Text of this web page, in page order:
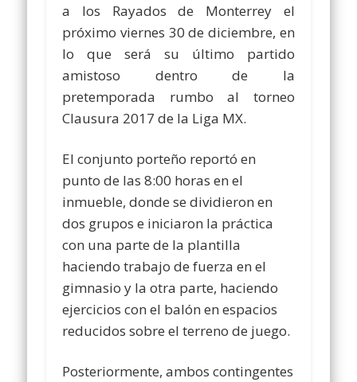
a los Rayados de Monterrey el
próximo viernes 30 de diciembre, en
lo que será su último partido
amistoso dentro de la
pretemporada rumbo al torneo
Clausura 2017 de la Liga MX.
El conjunto porteño reportó en
punto de las 8:00 horas en el
inmueble, donde se dividieron en
dos grupos e iniciaron la práctica
con una parte de la plantilla
haciendo trabajo de fuerza en el
gimnasio y la otra parte, haciendo
ejercicios con el balón en espacios
reducidos sobre el terreno de juego.
Posteriormente, ambos contingentes